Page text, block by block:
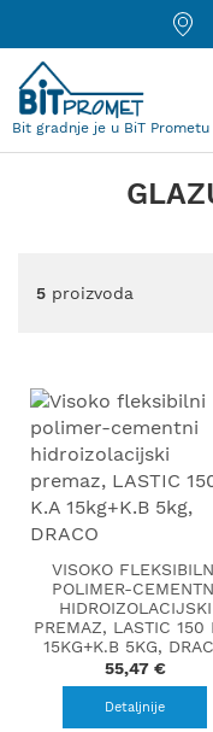
Bit gradnje je u BiT Prometu
5 proizvoda
VISOKO
POLIMER-
HIDROIZOLACIJSKI
PREMAZ, LASTIC 150
15KG+K.B 5KG,
55,47 €
Detaljnije